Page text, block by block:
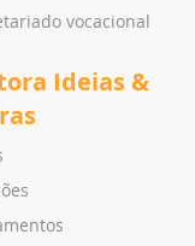
vocacional
Ideias &